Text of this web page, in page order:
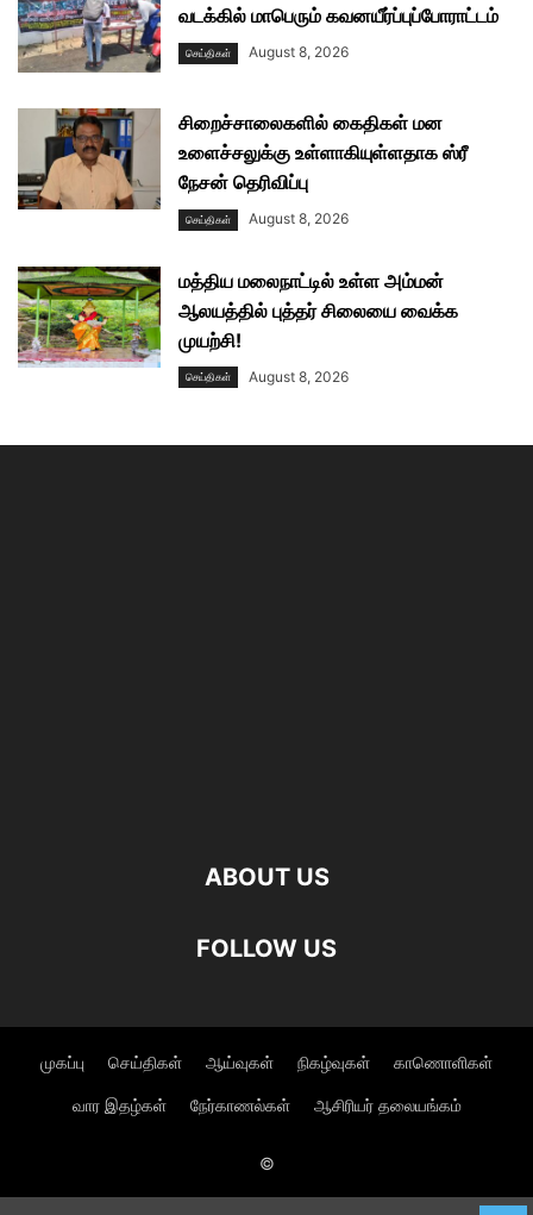
வடக்கில் மாபெரும் கவனயீர்ப்புப்போராட்டம்
செய்திகள் August 8, 2026
சிறைச்சாலைகளில் கைதிகள் மன
உளைச்சலுக்கு உள்ளாகியுள்ளதாக ஸ்ரீ
நேசன் தெரிவிப்பு
செய்திகள் August 8, 2026
மத்திய மலைநாட்டில் உள்ள அம்மன்
ஆலயத்தில் புத்தர் சிலையை வைக்க
முயற்சி!
செய்திகள் August 8, 2026
ABOUT US
FOLLOW US
முகப்பு செய்திகள் ஆய்வுகள் நிகழ்வுகள் காணொளிகள்
வார இதழ்கள் நேர்காணல்கள் ஆசிரியர் தலையங்கம்
©